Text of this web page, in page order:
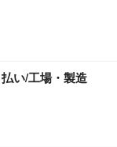
い/工場・製造